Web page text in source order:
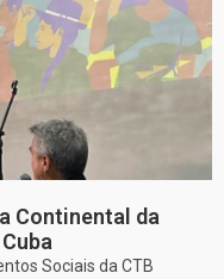
Continental da
Sociais da CTB